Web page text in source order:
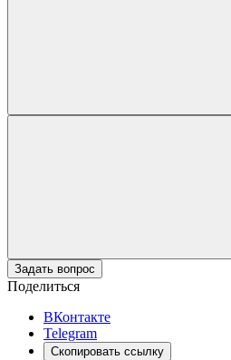
Задать вопрос
Поделиться
ВКонтакте
Telegram
Скопировать ссылку